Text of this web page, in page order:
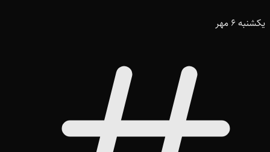
یکشنبه 6 مهر